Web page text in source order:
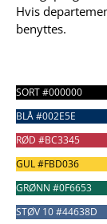
Hvis
benyttes.
SORT #000000
BLÅ #002E5E
RØD #BC3345
GUL #FBD036
GRØNN #0F6653
STØV 10 #44638D